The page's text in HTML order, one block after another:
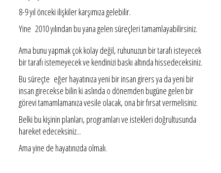
8-9 yıl önceki ilişkiler karşımıza gelebilir.
Yine 2010 yılından bu yana gelen süreçleri tamamlayabilirsiniz.
Ama bunu yapmak çok kolay değil, ruhunuzun bir tarafı isteyecek
bir tarafı istemeyecek ve kendinizi baskı altında hissedeceksiniz.
Bu süreçte eğer hayatınıza yeni bir insan girers ya da yeni bir
insan girecekse bilin ki aslında o dönemden bugüne gelen bir
görevi tamamlamanıza vesile olacak, ona bir fırsat vermelisiniz.
Belki bu kişinin planları, programları ve istekleri doğrultusunda
hareket edeceksiniz...
Ama yine de hayatınızda olmalı.